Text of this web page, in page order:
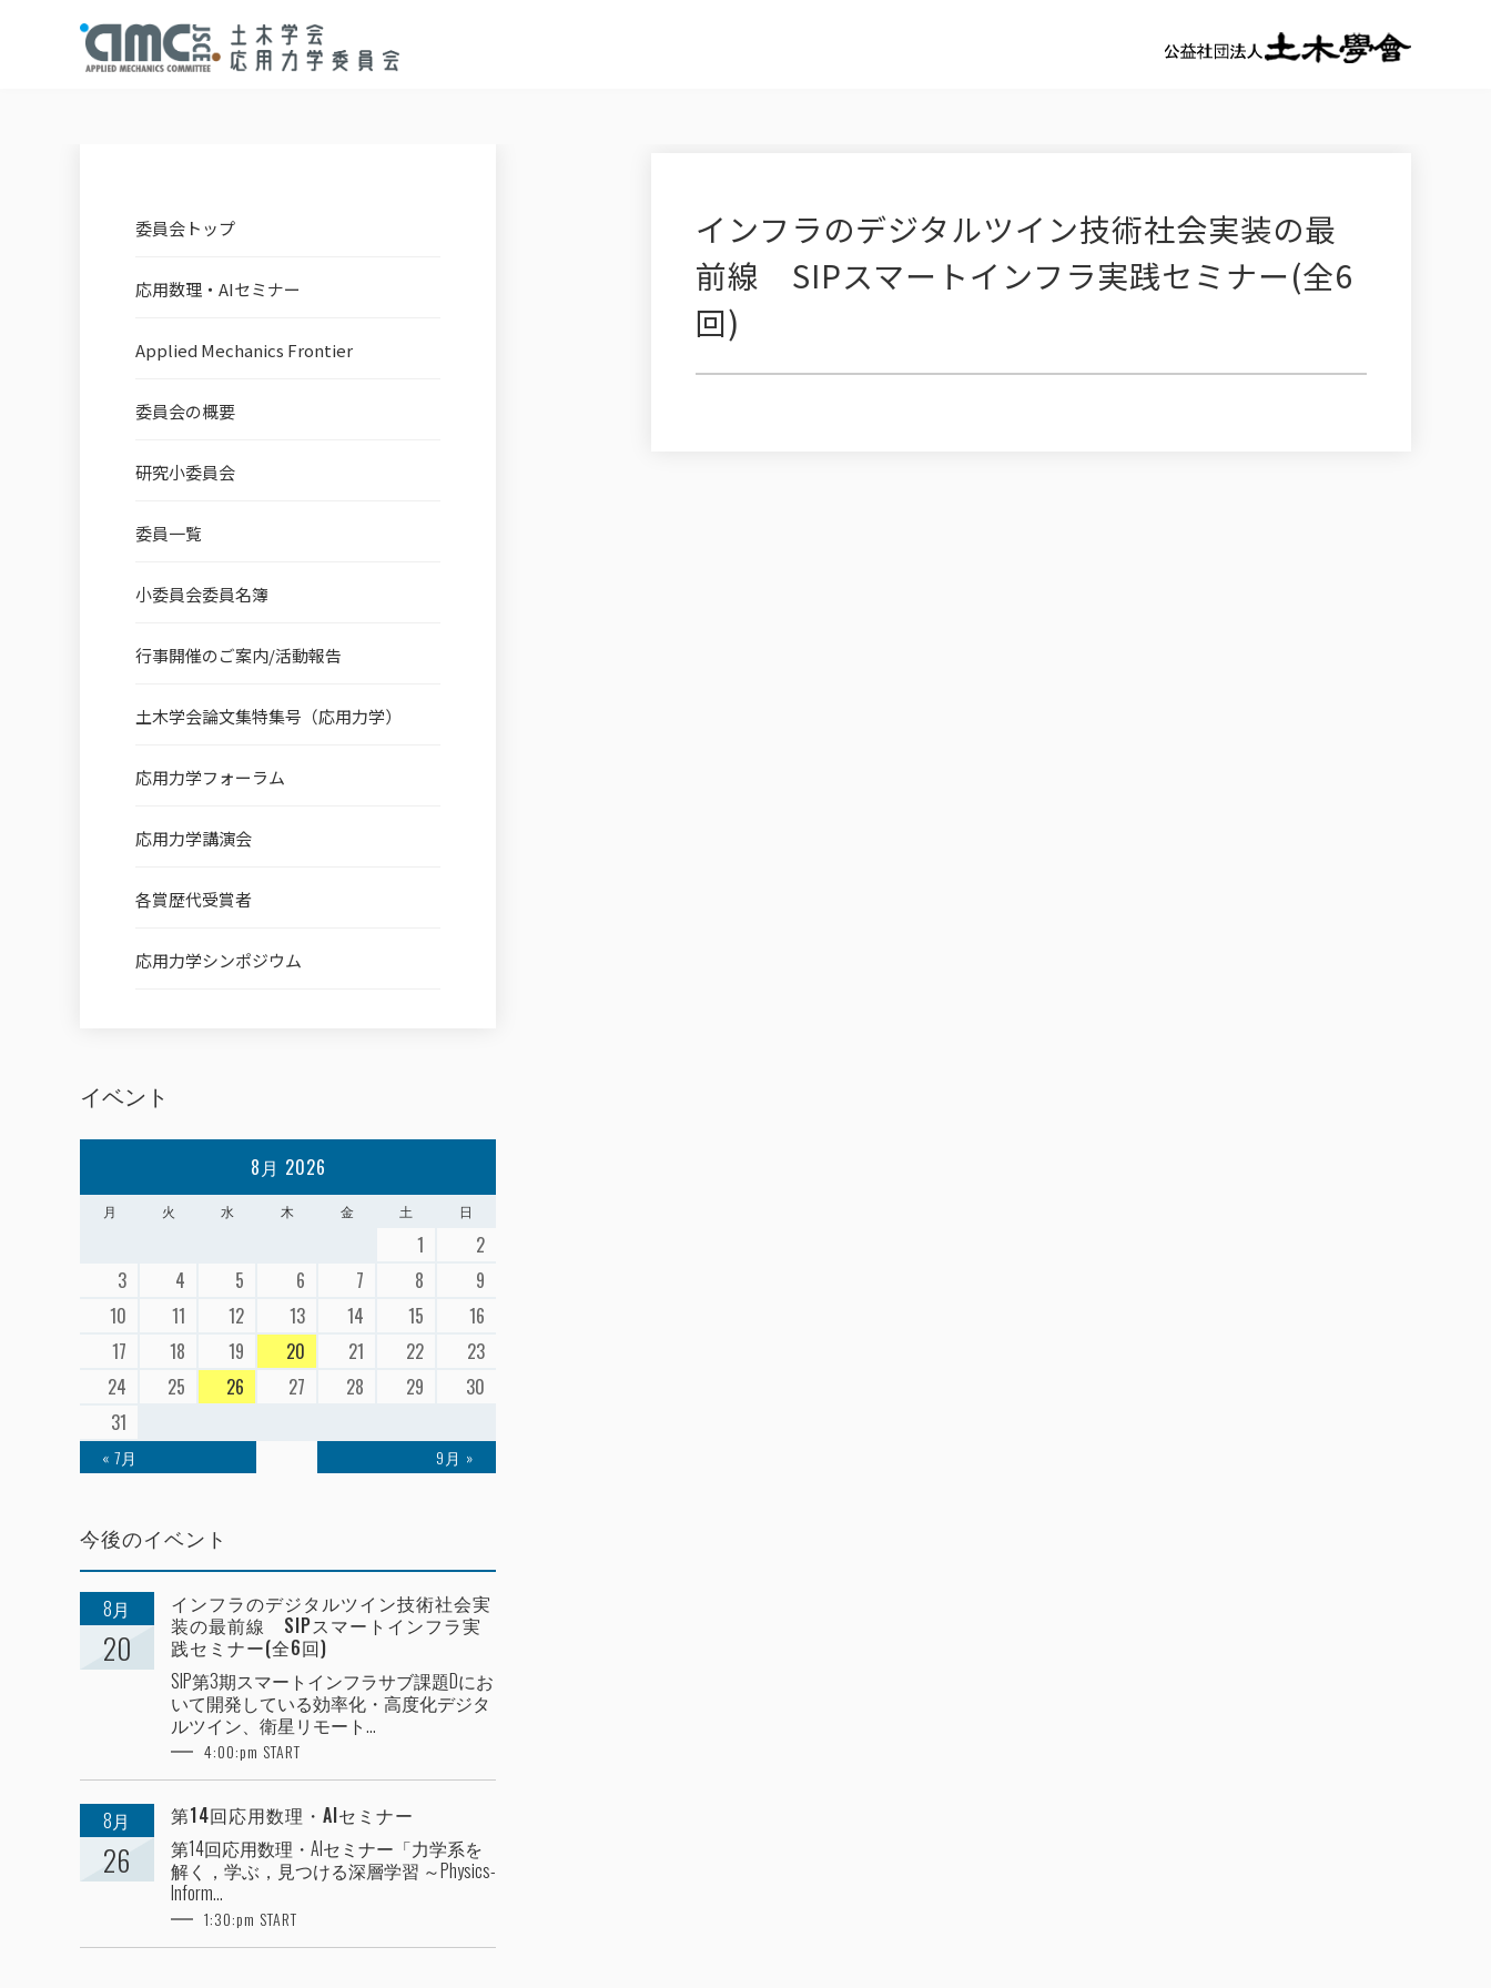
インフラのデジタルツイン技術社会実装の最
前線 SIPスマートインフラ実践セミナー(全6
回)
委員会トップ
応用数理・AIセミナー
Applied Mechanics Frontier
委員会の概要
研究小委員会
委員一覧
小委員会委員名簿
行事開催のご案内/活動報告
土木学会論文集特集号（応用力学）
応用力学フォーラム
応用力学講演会
各賞歴代受賞者
応用力学シンポジウム
イベント
8月 2026
月 火 水 木 金 土 日
1
2
3
4 5 6 7 8
9
10
11 12 13 14 15
16
17
18 19 20 21 22
23
24
25 26 27 28 29
30
31
« 7月 9月 »
今後のイベント
8月
20
インフラのデジタルツイン技術社会実
装の最前線 SIPスマートインフラ実
践セミナー(全6回)
SIP第3期スマートインフラサブ課題Dにお
いて開発している効率化・高度化デジタ
ルツイン、衛星リモート...
4:00:pm START
8月
26
第14回応用数理・AIセミナー
第14回応用数理・AIセミナー「力学系を
解く，学ぶ，見つける深層学習 ～Physics-
Inform...
1:30:pm START